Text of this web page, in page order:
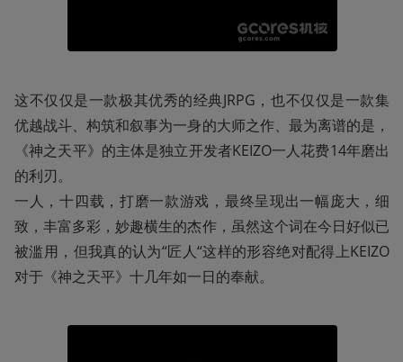
这不仅仅是一款极其优秀的经典JRPG，也不仅仅是一款集
优越战斗、构筑和叙事为一身的大师之作、最为离谱的是，
《神之天平》的主体是独立开发者KEIZO一人花费14年磨出
的利刃。
一人，十四载，打磨一款游戏，最终呈现出一幅庞大，细
致，丰富多彩，妙趣横生的杰作，虽然这个词在今日好似已
被滥用，但我真的认为“匠人“这样的形容绝对配得上KEIZO
对于《神之天平》十几年如一日的奉献。